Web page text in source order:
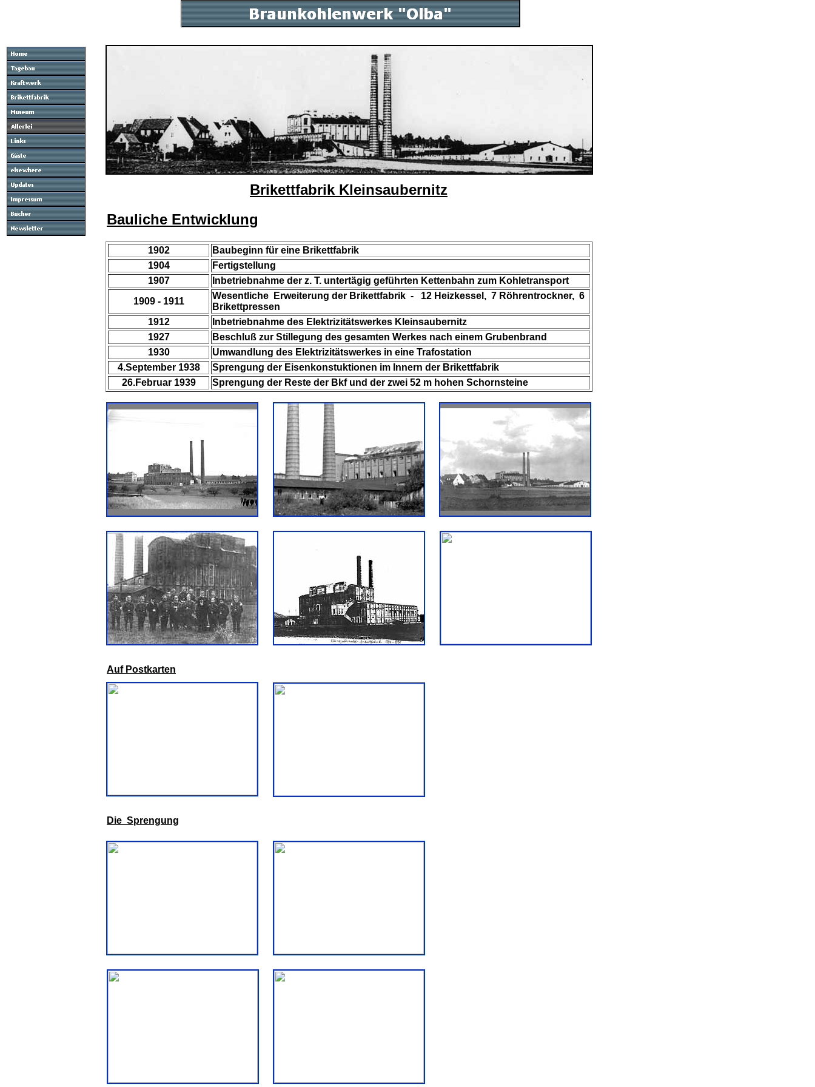
Brikettfabrik Kleinsaubernitz
Bauliche Entwicklung
1902
Baubeginn für eine Brikettfabrik
1904
Fertigstellung
1907
Inbetriebnahme der z. T. untertägig geführten Kettenbahn zum Kohletransport
1909 - 1911
Wesentliche Erweiterung der Brikettfabrik - 12 Heizkessel, 7 Röhrentrockner, 6
Brikettpressen
1912
Inbetriebnahme des Elektrizitätswerkes Kleinsaubernitz
1927
Beschluß zur Stillegung des gesamten Werkes nach einem Grubenbrand
1930
Umwandlung des Elektrizitätswerkes in eine Trafostation
4.September 1938
Sprengung der Eisenkonstuktionen im Innern der Brikettfabrik
26.Februar 1939 Sprengung der Reste der Bkf und der zwei 52 m hohen Schornsteine
Auf Postkarten
Die Sprengung